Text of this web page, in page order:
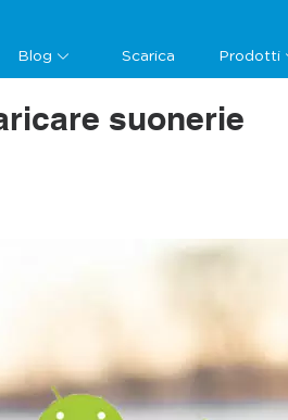
Blog Scarica Prodotti
suonerie